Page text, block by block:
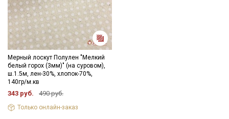
Мерный лоскут Полулен "Мелкий
белый горох (3мм)" (на суровом),
ш.1.5м, лен-30%, хлопок-70%,
140гр/м.кв
343 руб. 490 руб.
Только онлайн-заказ